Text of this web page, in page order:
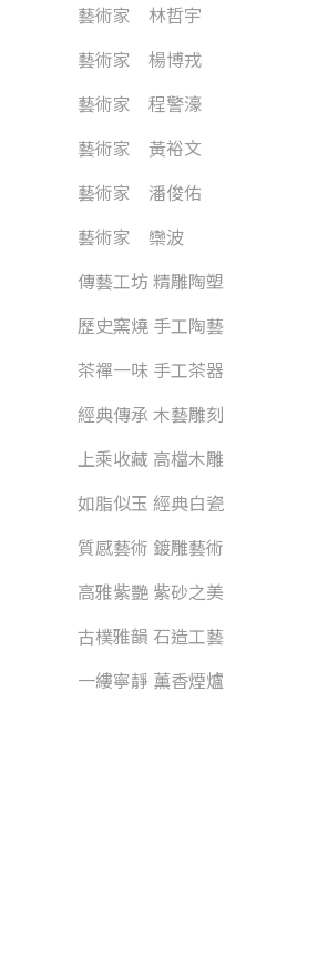
藝術家 林哲宇
藝術家 楊博戎
藝術家 程警濠
藝術家 黃裕文
藝術家 潘俊佑
藝術家 欒波
傳藝工坊 精雕陶塑
歷史窯燒 手工陶藝
茶禪一味 手工茶器
經典傳承 木藝雕刻
上乘收藏 高檔木雕
如脂似玉 經典白瓷
質感藝術 鍍雕藝術
高雅紫艷 紫砂之美
古樸雅韻 石造工藝
一縷寧靜 薰香煙爐